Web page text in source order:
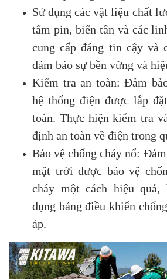
Sử dụng các vật liệu chất
tấm pin, biến tần và các
cung cấp đáng tin cậy và
đảm bảo sự bền vững và
Kiểm tra an toàn: Đảm
hệ thống điện được lắp
toàn. Thực hiện kiểm tra
định an toàn về điện trong
Bảo vệ chống cháy nổ:
mặt trời được bảo vệ
cháy một cách hiệu quả,
dụng bảng điều khiển
áp.